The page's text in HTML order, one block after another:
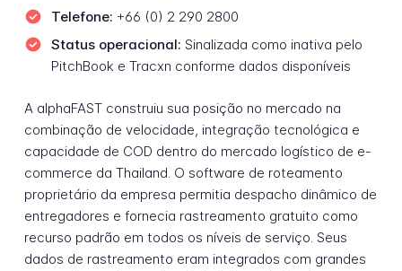
Telefone: +66 (0) 2 290 2800
Status operacional: Sinalizada como inativa pelo
PitchBook e Tracxn conforme dados disponíveis
A alphaFAST construiu sua posição no mercado na
combinação de velocidade, integração tecnológica e
capacidade de COD dentro do mercado logístico de e-
commerce da Thailand. O software de roteamento
proprietário da empresa permitia despacho dinâmico de
entregadores e fornecia rastreamento gratuito como
recurso padrão em todos os níveis de serviço. Seus
dados de rastreamento eram integrados com grandes